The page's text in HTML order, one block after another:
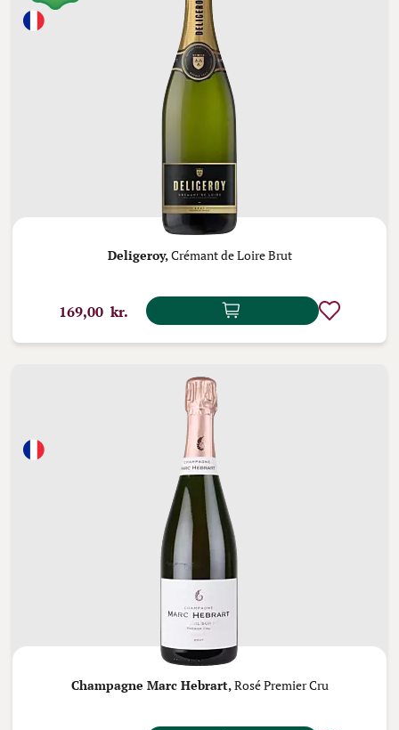
Deligeroy,Crémant de Loire Brut
169,00 kr.
Champagne Marc Hebrart, Rosé Premier Cru